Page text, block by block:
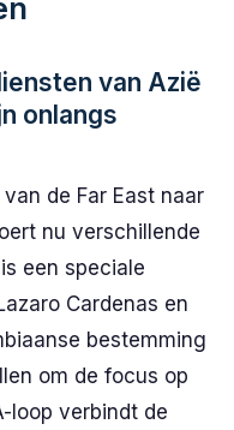
van Azië
onlangs
de Far East naar
nu verschillende
een speciale
Cardenas en
bestemming
om de focus op
loop verbindt de